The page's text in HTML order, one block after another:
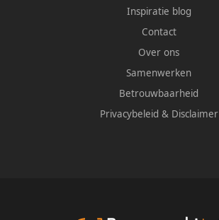
Inspiratie blog
Contact
Over ons
Samenwerken
Betrouwbaarheid
Privacybeleid & Disclaimer